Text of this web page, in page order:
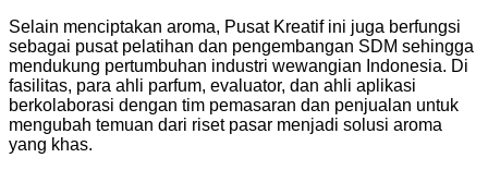
Selain menciptakan aroma, Pusat Kreatif ini juga berfungsi
sebagai pusat pelatihan dan pengembangan SDM sehingga
mendukung pertumbuhan industri wewangian Indonesia. Di
fasilitas, para ahli parfum, evaluator, dan ahli aplikasi
berkolaborasi dengan tim pemasaran dan penjualan untuk
mengubah temuan dari riset pasar menjadi solusi aroma
yang khas.